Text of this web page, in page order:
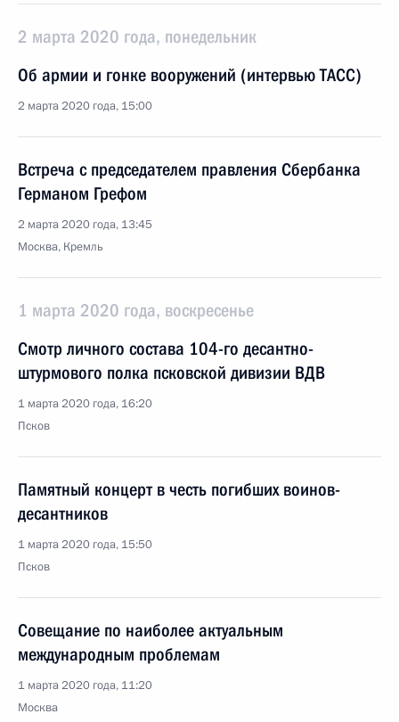
2 марта 2020 года, понедельник
Об армии и гонке вооружений (интервью ТАСС)
2 марта 2020 года, 15:00
Встреча с председателем правления Сбербанка
Германом Грефом
2 марта 2020 года, 13:45
Москва, Кремль
1 марта 2020 года, воскресенье
Смотр личного состава 104-го десантно-
штурмового полка псковской дивизии ВДВ
1 марта 2020 года, 16:20
Псков
Памятный концерт в честь погибших воинов-
десантников
1 марта 2020 года, 15:50
Псков
Совещание по наиболее актуальным
международным проблемам
1 марта 2020 года, 11:20
Москва